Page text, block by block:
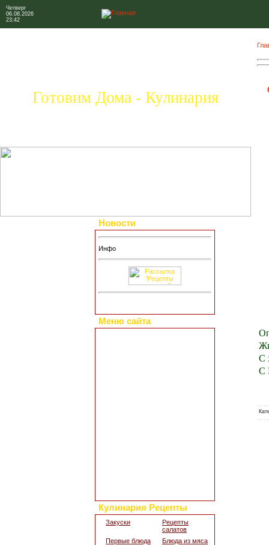
Четверг
06.08.2026
23:42
Готовим Дома - Кулинария
Новости
Инфо
Меню сайта
Кулинария Рецепты
Закуски
Рецепты
салатов
Первые блюда
Блюда из мяса
С
С